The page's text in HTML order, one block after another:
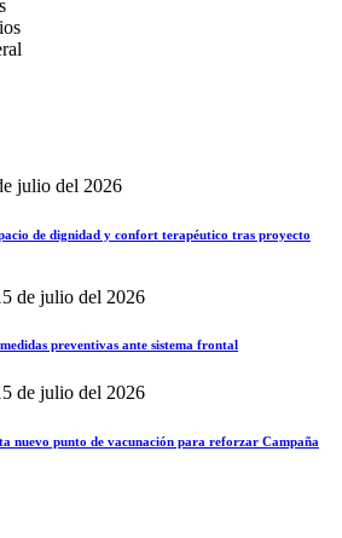
julio del 2026
de dignidad y confort terapéutico tras proyecto
de julio del 2026
preventivas ante sistema frontal
de julio del 2026
nuevo punto de vacunación para reforzar Campaña